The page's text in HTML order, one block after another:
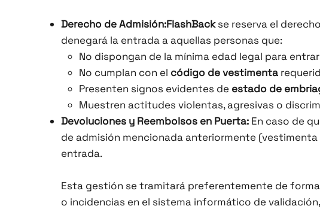
Derecho de Admisión:FlashBackse reserva el
denegará la entrada a aquellas personas que:
No dispongan de la mínima edad legal para
No cumplan con el código de vestimenta
Presenten signos evidentes de estado de
Muestren actitudes violentas, agresivas o
Devoluciones y Reembolsos en Puerta: En caso de
de admisión mencionada anteriormente
entrada.
Esta gestión se tramitará preferentemente de
o incidencias en el sistema informático de